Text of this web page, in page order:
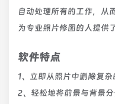
自动处理所有的工作，从
为专业照片修图的人提供
软件特点
1、立即从照片中删除复杂
2、轻松地将前景与背景分